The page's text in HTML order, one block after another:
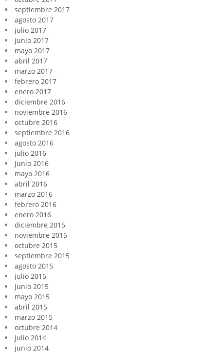
septiembre 2017
agosto 2017
julio 2017
junio 2017
mayo 2017
abril 2017
marzo 2017
febrero 2017
enero 2017
diciembre 2016
noviembre 2016
octubre 2016
septiembre 2016
agosto 2016
julio 2016
junio 2016
mayo 2016
abril 2016
marzo 2016
febrero 2016
enero 2016
diciembre 2015
noviembre 2015
octubre 2015
septiembre 2015
agosto 2015
julio 2015
junio 2015
mayo 2015
abril 2015
marzo 2015
octubre 2014
julio 2014
junio 2014